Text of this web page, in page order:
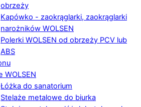
obrzeży
Kapówko - zaokrąglarki, zaokrąglarki
narożników WOLSEN
Polerki WOLSEN od obrzeży PCV lub
ABS
WOLSEN
Łóżka do sanatorium
Stelaże metalowe do biurka